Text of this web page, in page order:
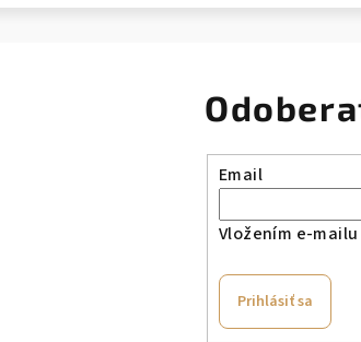
Email
Vložením e-
Prihlásiť sa